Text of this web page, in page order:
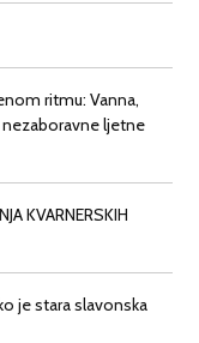
ritmu: Vanna,
ljetne
KVARNERSKIH
je stara slavonska